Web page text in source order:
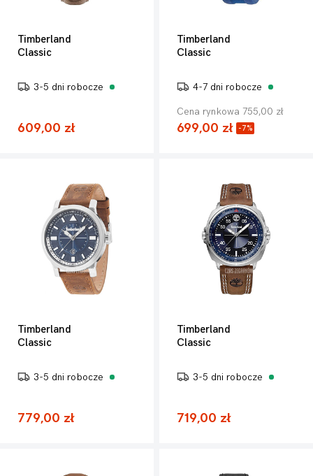
Timberland
Classic
3-5 dni robocze
609,00 zł
Timberland
Classic
4-7 dni robocze
Cena rynkowa 755,00 zł
699,00 zł -7%
Timberland
Classic
3-5 dni robocze
779,00 zł
Timberland
Classic
3-5 dni robocze
719,00 zł